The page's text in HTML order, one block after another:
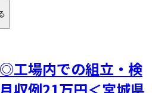
工場内での組立・検